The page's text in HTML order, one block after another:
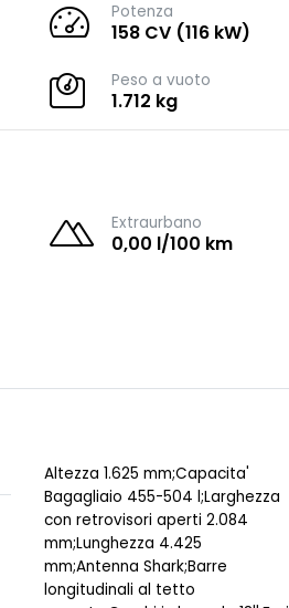
Potenza
158 CV (116 kW)
Peso a vuoto
1.712 kg
Extraurbano
0,00 l/100 km
Altezza 1.625 mm;Capacita'
Bagagliaio 455-504 l;Larghezza
con retrovisori aperti 2.084
mm;Lunghezza 4.425
mm;Antenna Shark;Barre
longitudinali al tetto